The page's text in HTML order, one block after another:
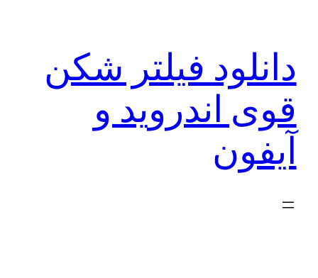
دانلود فیلتر شکن
قوی اندروید و
آیفون